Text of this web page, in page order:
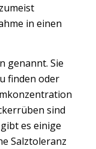
in einen
genannt. Sie
finden oder
sind
es einige
Salztoleranz